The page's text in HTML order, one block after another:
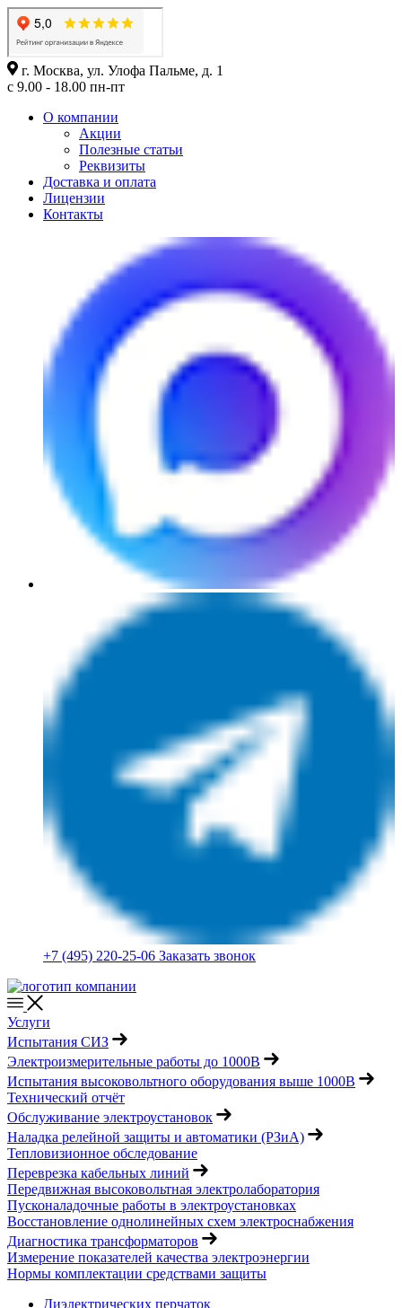
г. Москва, ул. Улофа Пальме, д. 1
с 9.00 - 18.00 пн-пт
О компании
Акции
Полезные статьи
Реквизиты
Доставка и оплата
Лицензии
Контакты
+7 (495) 220-25-06 Заказать звонок
Услуги
Испытания СИЗ
Электроизмерительные работы до 1000В
Испытания высоковольтного оборудования выше 1000В
Технический отчёт
Обслуживание электроустановок
Наладка релейной защиты и автоматики (РЗиА)
Тепловизионное обследование
Переврезка кабельных линий
Передвижная высоковольтная электролаборатория
Пусконаладочные работы в электроустановках
Восстановление однолинейных схем электроснабжения
Диагностика трансформаторов
Измерение показателей качества электроэнергии
Нормы комплектации средствами защиты
Диэлектрических перчаток